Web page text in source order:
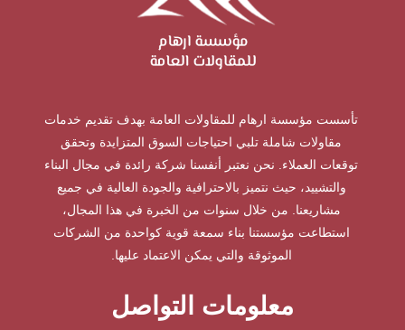
تأسست مؤسسة ارهام للمقاولات العامة بهدف تقديم خدمات
مقاولات شاملة تلبي احتياجات السوق المتزايدة وتحقق
توقعات العملاء. نحن نعتبر أنفسنا شركة رائدة في مجال البناء
والتشييد، حيث نتميز بالاحترافية والجودة العالية في جميع
مشاريعنا. من خلال سنوات من الخبرة في هذا المجال،
استطاعت مؤسستنا بناء سمعة قوية كواحدة من الشركات
الموثوقة والتي يمكن الاعتماد عليها.
معلومات التواصل